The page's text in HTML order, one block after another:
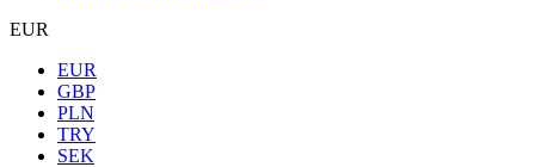
EUR
EUR
GBP
PLN
TRY
SEK